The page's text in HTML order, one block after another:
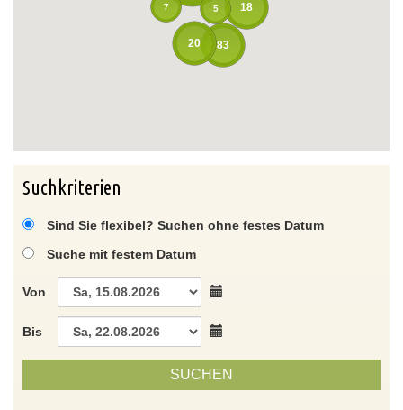
83
20
18
5
7
Suchkriterien
Sind Sie flexibel? Suchen ohne festes Datum
Suche mit festem Datum
Von
Bis
SUCHEN